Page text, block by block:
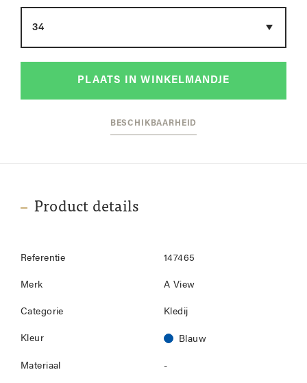
PLAATS IN WINKELMANDJE
BESCHIKBAARHEID
Product details
Referentie 147465
Merk A View
Categorie Kledij
Kleur Blauw
Materiaal -